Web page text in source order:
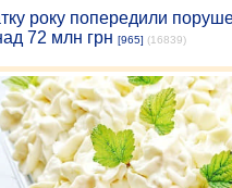
року попередили
72 млн грн [965] (16839)